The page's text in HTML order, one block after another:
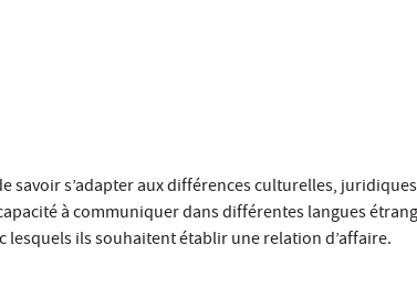
s’adapter aux différences culturelles,
à communiquer dans différentes langues
ils souhaitent établir une relation d’affaire.